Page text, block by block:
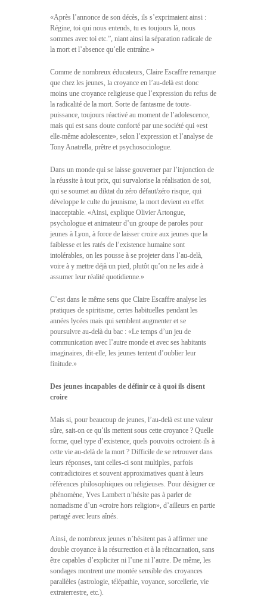
«Après l’annonce de son décès, ils s’exprimaient ainsi :
Régine, toi qui nous entends, tu es toujours là, nous
sommes avec toi etc.”, niant ainsi la séparation radicale de
la mort et l’absence qu’elle entraîne.»
Comme de nombreux éducateurs, Claire Escaffre remarque
que chez les jeunes, la croyance en l’au-delà est donc
moins une croyance religieuse que l’expression du refus de
la radicalité de la mort. Sorte de fantasme de toute-
puissance, toujours réactivé au moment de l’adolescence,
mais qui est sans doute conforté par une société qui «est
elle-même adolescente», selon l’expression et l’analyse de
Tony Anatrella, prêtre et psychosociologue.
Dans un monde qui se laisse gouverner par l’injonction de
la réussite à tout prix, qui survalorise la réalisation de soi,
qui se soumet au diktat du zéro défaut/zéro risque, qui
développe le culte du jeunisme, la mort devient en effet
inacceptable. «Ainsi, explique Olivier Artongue,
psychologue et animateur d’un groupe de paroles pour
jeunes à Lyon, à force de laisser croire aux jeunes que la
faiblesse et les ratés de l’existence humaine sont
intolérables, on les pousse à se projeter dans l’au-delà,
voire à y mettre déjà un pied, plutôt qu’on ne les aide à
assumer leur réalité quotidienne.»
C’est dans le même sens que Claire Escaffre analyse les
pratiques de spiritisme, certes habituelles pendant les
années lycées mais qui semblent augmenter et se
poursuivre au-delà du bac : «Le temps d’un jeu de
communication avec l’autre monde et avec ses habitants
imaginaires, dit-elle, les jeunes tentent d’oublier leur
finitude.»
Des jeunes incapables de définir ce à quoi ils disent
croire
Mais si, pour beaucoup de jeunes, l’au-delà est une valeur
sûre, sait-on ce qu’ils mettent sous cette croyance ? Quelle
forme, quel type d’existence, quels pouvoirs octroient-ils à
cette vie au-delà de la mort ? Difficile de se retrouver dans
leurs réponses, tant celles-ci sont multiples, parfois
contradictoires et souvent approximatives quant à leurs
références philosophiques ou religieuses. Pour désigner ce
phénomène, Yves Lambert n’hésite pas à parler de
nomadisme d’un «croire hors religion», d’ailleurs en partie
partagé avec leurs aînés.
Ainsi, de nombreux jeunes n’hésitent pas à affirmer une
double croyance à la résurrection et à la réincarnation, sans
être capables d’expliciter ni l’une ni l’autre. De même, les
sondages montrent une montée sensible des croyances
parallèles (astrologie, télépathie, voyance, sorcellerie, vie
extraterrestre, etc.).